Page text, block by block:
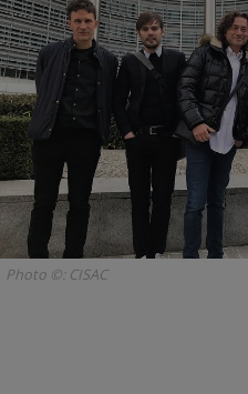
Photo ©: CISAC